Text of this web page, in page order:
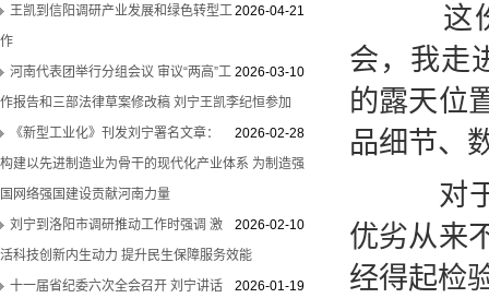
2026-04-21
王凯到信阳调研产业发展和绿色转型工
作
2026-03-10
河南代表团举行分组会议 审议“两高”工
作报告和三部法律草案修改稿 刘宁王凯李纪恒参加
2026-02-28
《新型工业化》刊发刘宁署名文章：
构建以先进制造业为骨干的现代化产业体系 为制造强
国网络强国建设贡献河南力量
2026-02-10
刘宁到洛阳市调研推动工作时强调 激
活科技创新内生动力 提升民生保障服务效能
2026-01-19
十一届省纪委六次全会召开 刘宁讲话
这份
会，我走
的露天位
品细节、
对于
优劣从来
经得起检